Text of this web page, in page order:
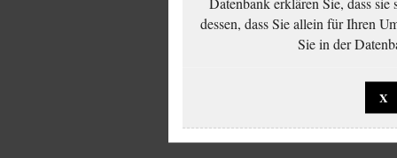
dessen, dass Sie allein für Ihren
Sie in der
X